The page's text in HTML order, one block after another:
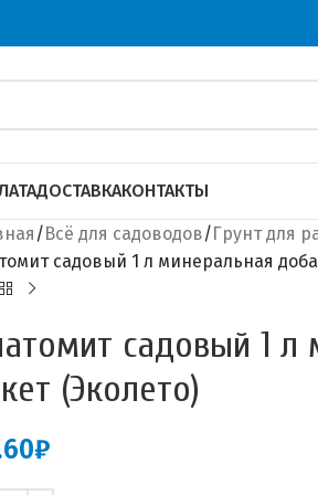
ДОСТАВКАКОНТАКТЫ
Всё для садоводов Грунт для
садовый 1 л минеральная
садовый 1 л
(Эколето)
₽